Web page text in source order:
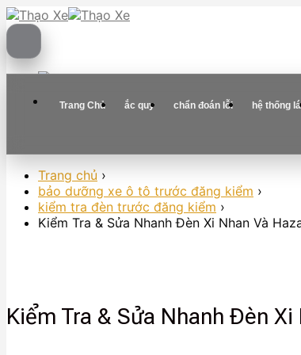
Skip
to
Trang Chủ ắc quy chẩn đoán lỗi hệ thống
Trang chủ ›
bảo dưỡng xe ô tô trước đăng kiểm ›
kiểm tra đèn trước đăng kiểm ›
Kiểm Tra & Sửa Nhanh Đèn Xi Nhan Và
Kiểm Tra & Sửa Nhanh Đèn